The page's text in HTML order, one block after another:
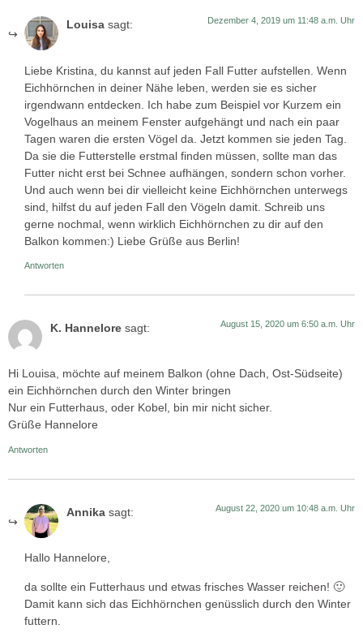
Louisa sagt: Dezember 4, 2019 um 11:48 a.m. Uhr
Liebe Kristina, du kannst auf jeden Fall Futter aufstellen. Wenn
Eichhörnchen in deiner Nähe leben, werden sie es sicher
irgendwann entdecken. Ich habe zum Beispiel vor Kurzem ein
Vogelhaus an meinem Fenster aufgehängt und nach ein paar
Tagen waren die ersten Vögel da. Jetzt kommen sie jeden Tag.
Da sie die Futterstelle erstmal finden müssen, sollte man das
Futter nicht erst bei Schnee aufhängen, sondern schon vorher.
Und auch wenn bei dir vielleicht keine Eichhörnchen unterwegs
sind, hilfst du auf jeden Fall den Vögeln damit. Schreib uns
gerne nochmal, wenn wirklich Eichhörnchen zu dir auf den
Balkon kommen:) Liebe Grüße aus Berlin!
Antworten
K. Hannelore sagt: August 15, 2020 um 6:50 a.m. Uhr
Hi Louisa, möchte auf meinem Balkon (ohne Dach, Ost-Südseite)
ein Eichhörnchen durch den Winter bringen
Nur ein Futterhaus, oder Kobel, bin mir nicht sicher.
Grüße Hannelore
Antworten
Annika sagt: August 22, 2020 um 10:48 a.m. Uhr
Hallo Hannelore,
da sollte ein Futterhaus und etwas frisches Wasser reichen! 🙂
Damit kann sich das Eichhörnchen genüsslich durch den Winter
futtern.